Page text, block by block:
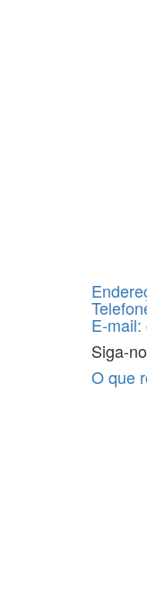
E-mail:
Siga-
O que